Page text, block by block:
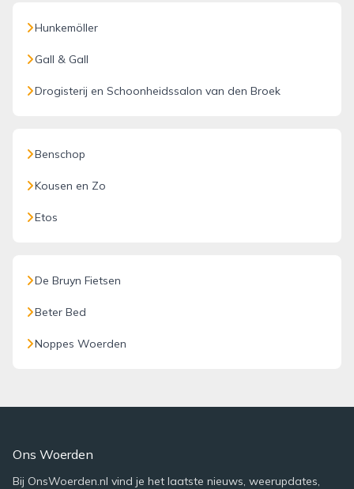
Hunkemöller
Gall & Gall
Drogisterij en Schoonheidssalon van den Broek
Benschop
Kousen en Zo
Etos
De Bruyn Fietsen
Beter Bed
Noppes Woerden
Ons Woerden
Bij OnsWoerden.nl vind je het laatste nieuws, weerupdates,